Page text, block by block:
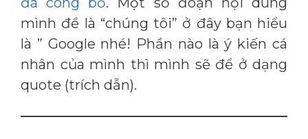
mình đề là “chúng tôi” ở đây bạn hiểu
là ” Google nhé! Phần nào là ý kiến cá
nhân của mình thì mình sẽ để ở dạng
quote (trích dẫn).